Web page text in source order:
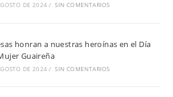
DE 2024 / SIN COMENTARIOS
honran a nuestras heroínas en el Día
Guaireña
DE 2024 / SIN COMENTARIOS